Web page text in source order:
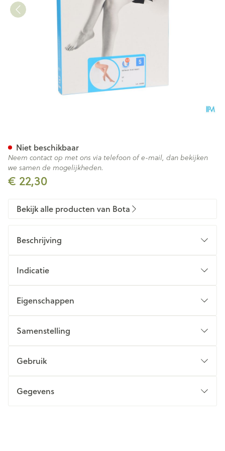
€ 22,30
Niet beschikbaar
Neem contact op met ons via telefoon of e-mail, dan bekijken
we samen de mogelijkheden.
Bekijk alle producten van Bota
Beschrijving
Indicatie
Eigenschappen
Samenstelling
Gebruik
Gegevens